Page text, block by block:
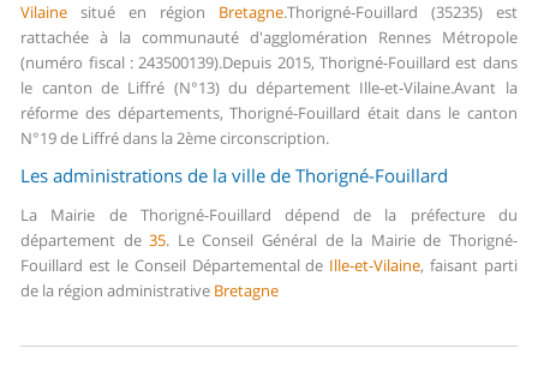
Vilaine situé en région Bretagne.Thorigné-Fouillard (35235) est
rattachée à la communauté d'agglomération Rennes Métropole
(numéro fiscal : 243500139).Depuis 2015, Thorigné-Fouillard est dans
le canton de Liffré (N°13) du département Ille-et-Vilaine.Avant la
réforme des départements, Thorigné-Fouillard était dans le canton
N°19 de Liffré dans la 2ème circonscription.
Les administrations de la ville de Thorigné-Fouillard
La Mairie de Thorigné-Fouillard dépend de la préfecture du
département de35. Le Conseil Général de la Mairie de Thorigné-
Fouillard est le Conseil Départemental de Ille-et-Vilaine, faisant parti
de la région administrative Bretagne